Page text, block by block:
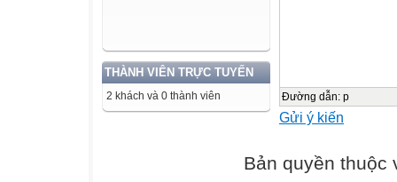
THÀNH VIÊN TRỰC TUYẾN
2 khách và 0 thành viên
d)
Bài 2 (1 điểm):
b/ Tính A + B.
Đường dẫn: p
Gửi ý kiến
Bản quyền thuộc